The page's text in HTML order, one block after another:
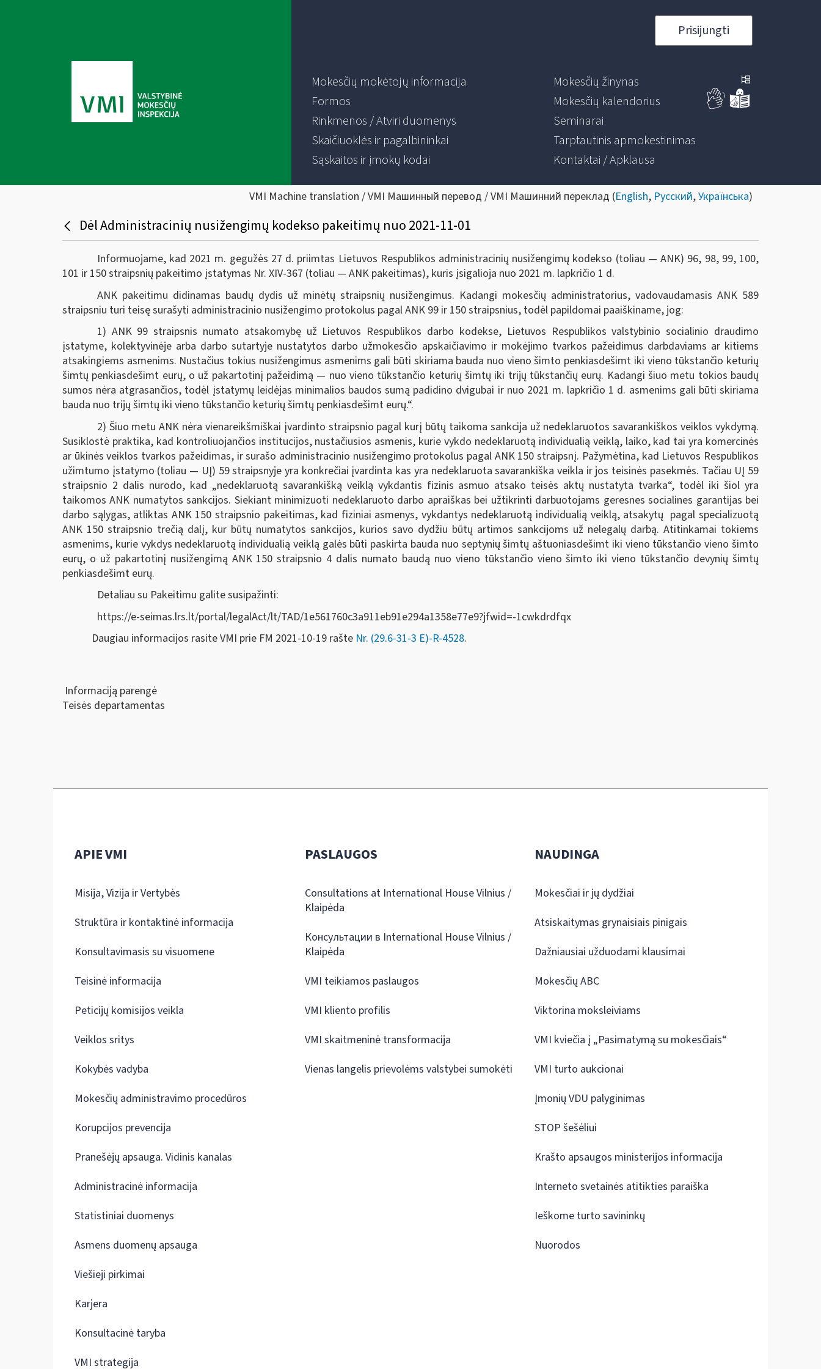
Prisijungti
Mokesčių mokėtojų informacija
Formos
Rinkmenos / Atviri duomenys
Skaičiuoklės ir pagalbininkai
Sąskaitos ir įmokų kodai
Mokesčių žinynas
Mokesčių kalendorius
Seminarai
Tarptautinis apmokestinimas
Kontaktai / Apklausa
VMI Machine translation / VMI Машинный перевод / VMI Машинний переклад (English, Русский,Українська)
Dėl Administracinių nusižengimų kodekso pakeitimų nuo 2021-11-01
Informuojame, kad 2021 m. gegužės 27 d. priimtas Lietuvos Respublikos administracinių nusižengimų kodekso (toliau — ANK) 96, 98, 99, 100,
101 ir 150 straipsnių pakeitimo įstatymas Nr. XIV-367 (toliau — ANK pakeitimas), kuris įsigalioja nuo 2021 m. lapkričio 1 d.
ANK pakeitimu didinamas baudų dydis už minėtų straipsnių nusižengimus. Kadangi mokesčių administratorius, vadovaudamasis ANK 589
straipsniu turi teisę surašyti administracinio nusižengimo protokolus pagal ANK 99 ir 150 straipsnius, todėl papildomai paaiškiname, jog:
1) ANK 99 straipsnis numato atsakomybę už Lietuvos Respublikos darbo kodekse, Lietuvos Respublikos valstybinio socialinio draudimo
įstatyme, kolektyvinėje arba darbo sutartyje nustatytos darbo užmokesčio apskaičiavimo ir mokėjimo tvarkos pažeidimus darbdaviams ar kitiems
atsakingiems asmenims. Nustačius tokius nusižengimus asmenims gali būti skiriama bauda nuo vieno šimto penkiasdešimt iki vieno tūkstančio keturių
šimtų penkiasdešimt eurų, o už pakartotinį pažeidimą — nuo vieno tūkstančio keturių šimtų iki trijų tūkstančių eurų. Kadangi šiuo metu tokios baudų
sumos nėra atgrasančios, todėl įstatymų leidėjas minimalios baudos sumą padidino dvigubai ir nuo 2021 m. lapkričio 1 d. asmenims gali būti skiriama
bauda nuo trijų šimtų iki vieno tūkstančio keturių šimtų penkiasdešimt eurų.“.
2) Šiuo metu ANK nėra vienareikšmiškai įvardinto straipsnio pagal kurį būtų taikoma sankcija už nedeklaruotos savarankiškos veiklos vykdymą.
Susiklostė praktika, kad kontroliuojančios institucijos, nustačiusios asmenis, kurie vykdo nedeklaruotą individualią veiklą, laiko, kad tai yra komercinės
ar ūkinės veiklos tvarkos pažeidimas, ir surašo administracinio nusižengimo protokolus pagal ANK 150 straipsnį. Pažymėtina, kad Lietuvos Respublikos
užimtumo įstatymo (toliau — UĮ) 59 straipsnyje yra konkrečiai įvardinta kas yra nedeklaruota savarankiška veikla ir jos teisinės pasekmės. Tačiau UĮ 59
straipsnio 2 dalis nurodo, kad „nedeklaruotą savarankišką veiklą vykdantis fizinis asmuo atsako teisės aktų nustatyta tvarka“, todėl iki šiol yra
taikomos ANK numatytos sankcijos. Siekiant minimizuoti nedeklaruoto darbo apraiškas bei užtikrinti darbuotojams geresnes socialines garantijas bei
darbo sąlygas, atliktas ANK 150 straipsnio pakeitimas, kad fiziniai asmenys, vykdantys nedeklaruotą individualią veiklą, atsakytų pagal specializuotą
ANK 150 straipsnio trečią dalį, kur būtų numatytos sankcijos, kurios savo dydžiu būtų artimos sankcijoms už nelegalų darbą. Atitinkamai tokiems
asmenims, kurie vykdys nedeklaruotą individualią veiklą galės būti paskirta bauda nuo septynių šimtų aštuoniasdešimt iki vieno tūkstančio vieno šimto
eurų, o už pakartotinį nusižengimą ANK 150 straipsnio 4 dalis numato baudą nuo vieno tūkstančio vieno šimto iki vieno tūkstančio devynių šimtų
penkiasdešimt eurų.
Detaliau su Pakeitimu galite susipažinti:
https://e-seimas.lrs.lt/portal/legalAct/lt/TAD/1e561760c3a911eb91e294a1358e77e9?jfwid=-1cwkdrdfqx
Daugiau informacijos rasite VMI prie FM 2021-10-19 rašte Nr. (29.6-31-3 E)-R-4528.
Informaciją parengė
Teisės departamentas
APIE VMI
Misija, Vizija ir Vertybės
Struktūra ir kontaktinė informacija
Konsultavimasis su visuomene
Teisinė informacija
Peticijų komisijos veikla
Veiklos sritys
Kokybės vadyba
Mokesčių administravimo procedūros
Korupcijos prevencija
Pranešėjų apsauga. Vidinis kanalas
Administracinė informacija
Statistiniai duomenys
Asmens duomenų apsauga
Viešieji pirkimai
Karjera
Konsultacinė taryba
VMI strategija
PASLAUGOS
Consultations at International House Vilnius /
Klaipėda
Консультации в International House Vilnius /
Klaipėda
VMI teikiamos paslaugos
VMI kliento profilis
VMI skaitmeninė transformacija
Vienas langelis prievolėms valstybei sumokėti
NAUDINGA
Mokesčiai ir jų dydžiai
Atsiskaitymas grynaisiais pinigais
Dažniausiai užduodami klausimai
Mokesčių ABC
Viktorina moksleiviams
VMI kviečia į „Pasimatymą su mokesčiais“
VMI turto aukcionai
Įmonių VDU palyginimas
STOP šešėliui
Krašto apsaugos ministerijos informacija
Interneto svetainės atitikties paraiška
Ieškome turto savininkų
Nuorodos